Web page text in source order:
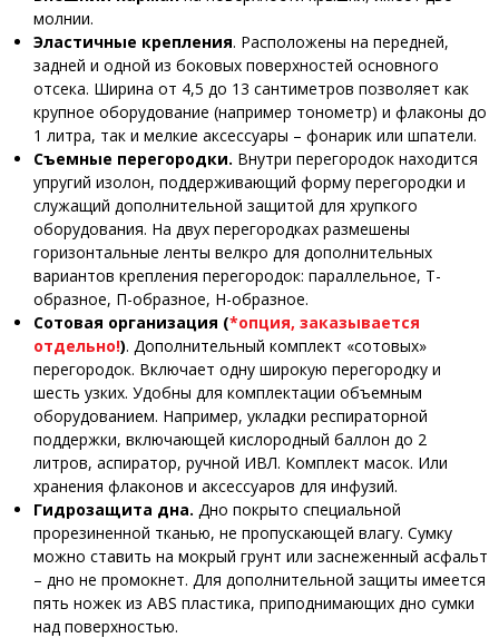
молнии.
Эластичные крепления. Расположены на передней,
задней и одной из боковых поверхностей основного
отсека. Ширина от 4,5 до 13 сантиметров позволяет как
крупное оборудование (например тонометр) и флаконы до
1 литра, так и мелкие аксессуары – фонарик или шпатели.
Съемные перегородки. Внутри перегородок находится
упругий изолон, поддерживающий форму перегородки и
служащий дополнительной защитой для хрупкого
оборудования. На двух перегородках размешены
горизонтальные ленты велкро для дополнительных
вариантов крепления перегородок: параллельное, Т-
образное, П-образное, Н-образное.
Сотовая организация (*опция, заказывается
отдельно!). Дополнительный комплект «сотовых»
перегородок. Включает одну широкую перегородку и
шесть узких. Удобны для комплектации объемным
оборудованием. Например, укладки респираторной
поддержки, включающей кислородный баллон до 2
литров, аспиратор, ручной ИВЛ. Комплект масок. Или
хранения флаконов и аксессуаров для инфузий.
Гидрозащита дна. Дно покрыто специальной
прорезиненной тканью, не пропускающей влагу. Сумку
можно ставить на мокрый грунт или заснеженный асфальт
– дно не промокнет. Для дополнительной защиты имеется
пять ножек из ABS пластика, приподнимающих дно сумки
над поверхностью.